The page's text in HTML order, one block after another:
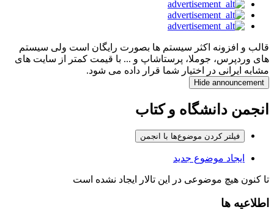
قالب و افزونه اکثر سیستم ها بصورت رایگان است ولی سیستم
های وردپرس، جوملا، پرستاشاپ و ... با قیمت کمتر از سایت های
مشابه ایرانی در اختیار شما قرار داده می شود.
Hide announcement
انجمن دانشگاه و کتاب
فیلتر کردن موضوع‌ها با انجمن
ایجاد موضوع جدید
تا کنون هیچ موضوعی در این تالار ایجاد نشده است
اطلاعیه ها